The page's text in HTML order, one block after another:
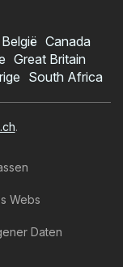
België Canada
Great Britain
South Africa
.
Webs
Daten